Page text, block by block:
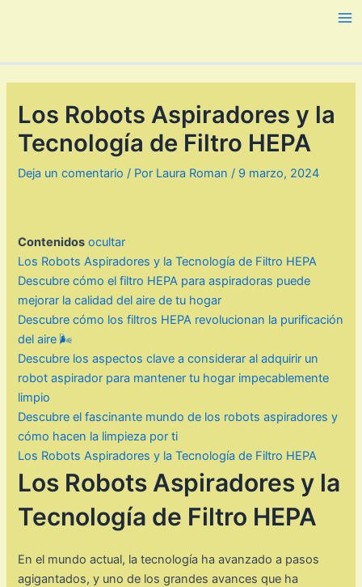
Los Robots Aspiradores y la
Tecnología de Filtro HEPA
Deja un comentario / Por Laura Roman/ 9 marzo, 2024
Contenidos ocultar
Los Robots Aspiradores y la Tecnología de Filtro HEPA
Descubre cómo el filtro HEPA para aspiradoras puede
mejorar la calidad del aire de tu hogar
Descubre cómo los filtros HEPA revolucionan la purificación
del aire 🌬️
Descubre los aspectos clave a considerar al adquirir un
robot aspirador para mantener tu hogar impecablemente
limpio
Descubre el fascinante mundo de los robots aspiradores y
cómo hacen la limpieza por ti
Los Robots Aspiradores y la Tecnología de Filtro HEPA
Los Robots Aspiradores y la
Tecnología de Filtro HEPA
En el mundo actual, la tecnología ha avanzado a pasos
agigantados, y uno de los grandes avances que ha